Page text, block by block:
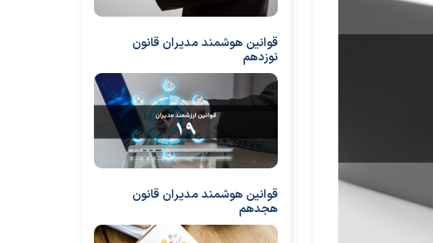
قوانین هوشمند مدیران قانون
نوزدهم
قوانین هوشمند مدیران قانون
هجدهم